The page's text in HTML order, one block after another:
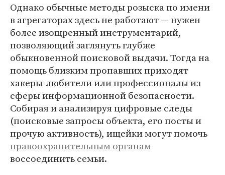
Однако обычные методы розыска по имени
в агрегаторах здесь не работают — нужен
более изощренный инструментарий,
позволяющий заглянуть глубже
обыкновенной поисковой выдачи. Тогда на
помощь близким пропавших приходят
хакеры-любители или профессионалы из
сферы информационной безопасности.
Собирая и анализируя цифровые следы
(поисковые запросы объекта, его посты и
прочую активность), ищейки могут помочь
правоохранительным органам
воссоединить семьи.